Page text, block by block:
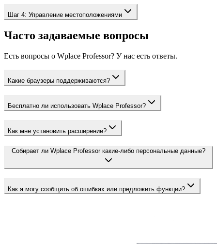
Шаг 4: Управление местоположениями
Часто задаваемые вопросы
Есть вопросы о Wplace Professor? У нас есть ответы.
Какие браузеры поддерживаются?
Бесплатно ли использовать Wplace Professor?
Как мне установить расширение?
Собирает ли Wplace Professor какие-либо персональные данные?
Как я могу сообщить об ошибках или предложить функции?